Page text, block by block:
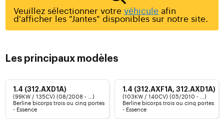
Veuillez sélectionner votre véhicule afin
d'afficher les "Jantes" disponibles sur notre site.
Les principaux modèles
1.4 (312.AXD1A)
(99KW / 135CV) (08/2008 - ...)
Berline bicorps trois ou cinq portes
- Essence
1.4 (312.AXF1A, 312.AXD1A)
(103KW / 140CV) (05/2010 - ...)
Berline bicorps trois ou cinq portes
- Essence